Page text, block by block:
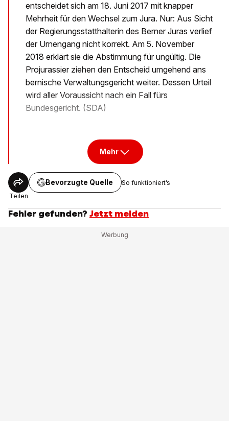
entscheidet sich am 18. Juni 2017 mit knapper
Mehrheit für den Wechsel zum Jura. Nur: Aus Sicht
der Regierungsstatthalterin des Berner Juras verlief
der Urnengang nicht korrekt. Am 5. November
2018 erklärt sie die Abstimmung für ungültig. Die
Projurassier ziehen den Entscheid umgehend ans
bernische Verwaltungsgericht weiter. Dessen Urteil
wird aller Voraussicht nach ein Fall fürs
Bundesgericht. (SDA)
Mehr
Teilen
Bevorzugte Quelle So funktioniert’s
Fehler gefunden? Jetzt melden